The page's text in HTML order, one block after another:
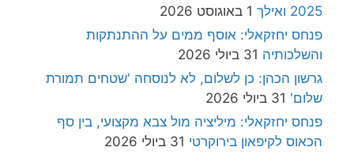
2025 ואילך
1 באוגוסט 2026
פנחס יחזקאלי: אוסף ממים על ההתנתקות
והשלכותיה 31 ביולי 2026
גרשון הכהן: כן לשלום, לא לנוסחה 'שטחים תמורת
שלום' 31 ביולי 2026
פנחס יחזקאלי: מיליציה מול צבא מקצועי, בין סף
הכאוס לקיפאון בירוקרטי 31 ביולי 2026